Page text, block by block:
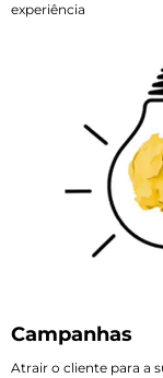
experiência
Campanhas
Atrair o cliente para a